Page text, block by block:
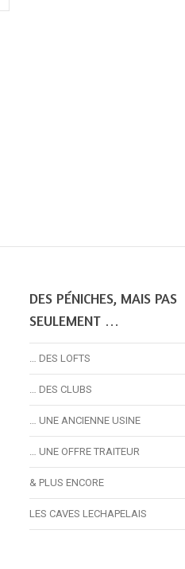
DES PÉNICHES, MAIS PAS
SEULEMENT …
… DES LOFTS
… DES CLUBS
… UNE ANCIENNE USINE
… UNE OFFRE TRAITEUR
& PLUS ENCORE
LES CAVES LECHAPELAIS